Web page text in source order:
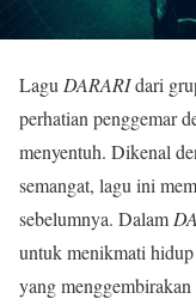
Lagu DARARIdari
perhatian penggemar
menyentuh. Dikenal
semangat, lagu ini
sebelumnya. Dalam
untuk menikmati
yang